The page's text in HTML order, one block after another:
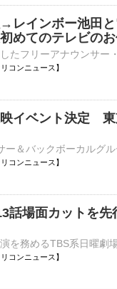
レインボー池田
めてのテレビの
コンニュース】
イベント決定
コンニュース】
話場面カットを
コンニュース】